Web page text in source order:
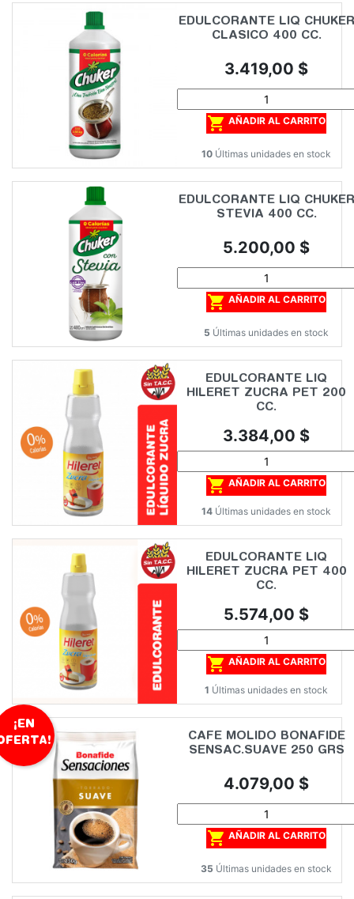
EDULCORANTE LIQ CHUKER
CLASICO 400 CC.
Precio
3.419,00 $
 AÑADIR AL CARRITO
10 Últimas unidades en stock
EDULCORANTE LIQ CHUKER
STEVIA 400 CC.
Precio
5.200,00 $
 AÑADIR AL CARRITO
5 Últimas unidades en stock
EDULCORANTE LIQ
HILERET ZUCRA PET 200
CC.
Precio
3.384,00 $
 AÑADIR AL CARRITO
14 Últimas unidades en stock
EDULCORANTE LIQ
HILERET ZUCRA PET 400
CC.
Precio
5.574,00 $
 AÑADIR AL CARRITO
1 Últimas unidades en stock
CAFE MOLIDO BONAFIDE
SENSAC.SUAVE 250 GRS
Precio
4.079,00 $
 AÑADIR AL CARRITO
35 Últimas unidades en stock
¡EN